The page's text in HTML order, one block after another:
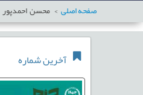
صفحه اصلی محسن احمدپور
آخرین شماره